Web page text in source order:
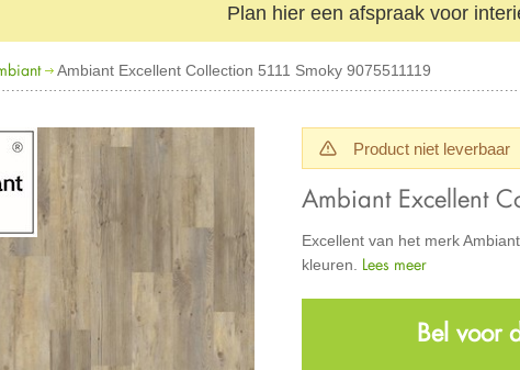
Plan hier een afspraak voor
Ambiant Excellent Collection 5111 Smoky 9075511119
Product niet leverbaar
Ambiant Excellent
Excellent van het merk
kleuren. Lees meer
Bel voor